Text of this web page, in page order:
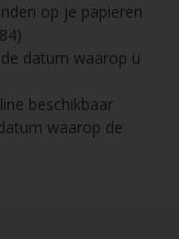
op je papieren
datum waarop u
beschikbaar
waarop de